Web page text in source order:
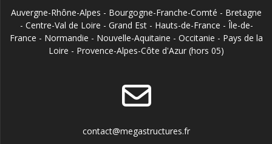
Auvergne-Rhône-Alpes - Bourgogne-Franche-Comté - Bretagne
- Centre-Val de Loire - Grand Est - Hauts-de-France - Île-de-
France - Normandie - Nouvelle-Aquitaine - Occitanie - Pays de la
Loire - Provence-Alpes-Côte d'Azur (hors 05)
contact@megastructures.fr